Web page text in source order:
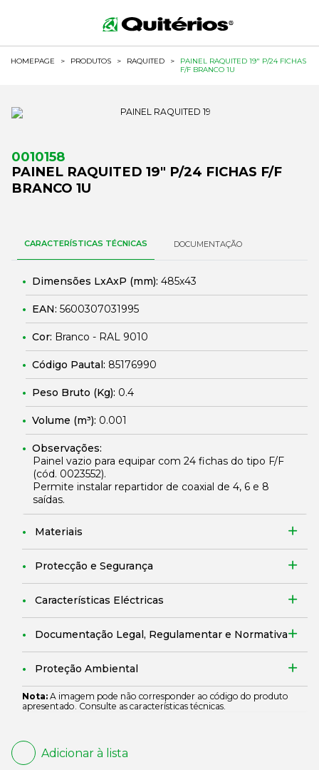
HOMEPAGE > PRODUTOS > RAQUITED >
PAINEL RAQUITED 19" P/24 FICHAS
F/F BRANCO 1U
0010158
PAINEL RAQUITED 19" P/24 FICHAS F/F
BRANCO 1U
CARACTERÍSTICAS TÉCNICAS DOCUMENTAÇÃO
Dimensões LxAxP (mm): 485x43
EAN: 5600307031995
Cor: Branco - RAL 9010
Código Pautal: 85176990
Peso Bruto (Kg): 0.4
Volume (m³): 0.001
Observações:
Painel vazio para equipar com 24 fichas do tipo F/F
(cód. 0023552).
Permite instalar repartidor de coaxial de 4, 6 e 8
saídas.
Materiais
Protecção e Segurança
Características Eléctricas
Documentação Legal, Regulamentar e Normativa
Proteção Ambiental
Nota: A imagem pode não corresponder ao código do produto
apresentado. Consulte as características técnicas.
Adicionar à lista